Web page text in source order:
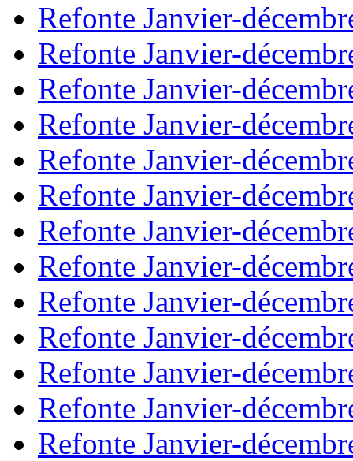
Refonte Janvier-
Refonte Janvier-
Refonte Janvier-
Refonte Janvier-
Refonte Janvier-
Refonte Janvier-
Refonte Janvier-
Refonte Janvier-
Refonte Janvier-
Refonte Janvier-
Refonte Janvier-
Refonte Janvier-
Refonte Janvier-